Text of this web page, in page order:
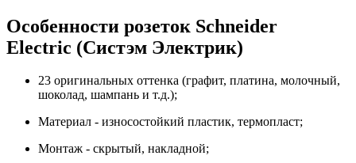
Особенности розеток Schneider
Electric (Систэм Электрик)
23 оригинальных оттенка (графит, платина, молочный,
шоколад, шампань и т.д.);
Материал - износостойкий пластик, термопласт;
Монтаж - скрытый, накладной;